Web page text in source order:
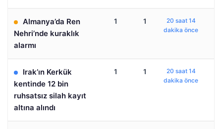
Almanya’da Ren
Nehri’nde kuraklık
alarmı
1 1
20 saat 14
dakika önce
Irak’ın Kerkük
kentinde 12 bin
ruhsatsız silah kayıt
altına alındı
1 1
20 saat 14
dakika önce